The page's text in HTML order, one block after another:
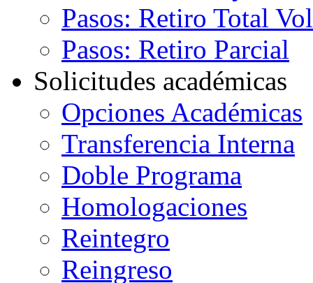
Pasos: Retiro Total
Pasos: Retiro Parcial
Solicitudes académicas
Opciones Académicas
Transferencia Interna
Doble Programa
Homologaciones
Reintegro
Reingreso